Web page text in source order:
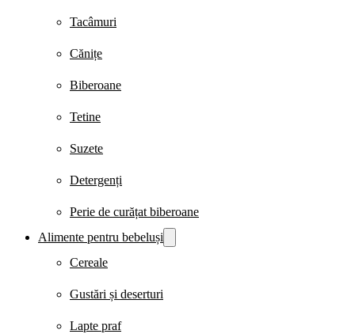
Tacâmuri
Cănițe
Biberoane
Tetine
Suzete
Detergenți
Perie de curățat biberoane
Alimente pentru bebeluși
Cereale
Gustări și deserturi
Lapte praf